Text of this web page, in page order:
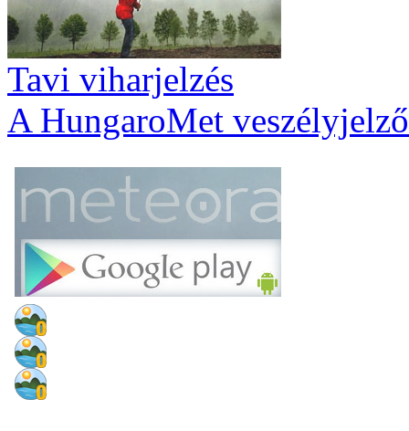
Tavi viharjelzés
A HungaroMet